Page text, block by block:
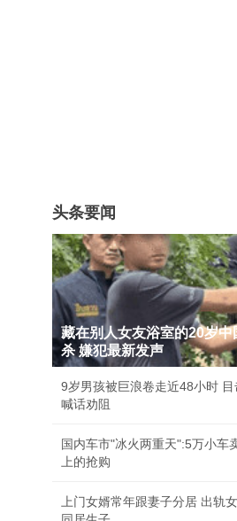
头条要闻
藏在别人女友浴室的20岁中
杀 嫌犯最新发声
9岁男孩被巨浪卷走近48小时 目
喊话劝阻
国内车市"冰火两重天":5万小车
上的抢购
上门女婿常年跟妻子分居 出轨